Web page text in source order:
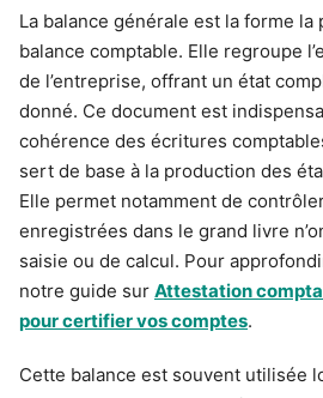
La balance générale est la forme la
balance comptable. Elle regroupe
de l’entreprise, offrant un état
donné. Ce document est
cohérence des écritures
sert de base à la production des
Elle permet notamment de
enregistrées dans le grand livre
saisie ou de calcul. Pour
notre guide sur Attestation
pour certifier vos comptes.
Cette balance est souvent utilisée